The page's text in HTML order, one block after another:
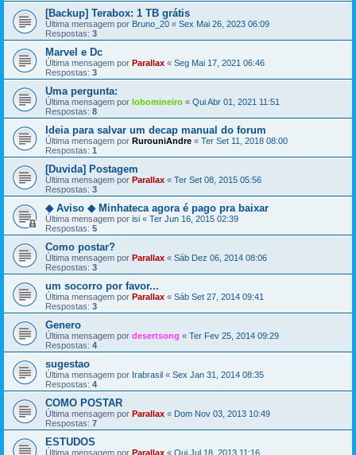
[Backup] Terabox: 1 TB grátis
Última mensagem por Bruno_20 « Sex Mai 26, 2023 06:09
Respostas: 3
Marvel e Dc
Última mensagem por Parallax « Seg Mai 17, 2021 06:46
Respostas: 3
Uma pergunta:
Última mensagem por lobomineiro « Qui Abr 01, 2021 11:51
Respostas: 8
Ideia para salvar um decap manual do forum
Última mensagem por RurouniAndre « Ter Set 11, 2018 08:00
Respostas: 1
[Duvida] Postagem
Última mensagem por Parallax « Ter Set 08, 2015 05:56
Respostas: 3
◆ Aviso ◆ Minhateca agora é pago pra baixar
Última mensagem por isi « Ter Jun 16, 2015 02:39
Respostas: 5
Como postar?
Última mensagem por Parallax « Sáb Dez 06, 2014 08:06
Respostas: 3
um socorro por favor...
Última mensagem por Parallax « Sáb Set 27, 2014 09:41
Respostas: 3
Genero
Última mensagem por desertsong « Ter Fev 25, 2014 09:29
Respostas: 4
sugestao
Última mensagem por Irabrasil « Sex Jan 31, 2014 08:35
Respostas: 4
COMO POSTAR
Última mensagem por Parallax « Dom Nov 03, 2013 10:49
Respostas: 7
ESTUDOS
Última mensagem por Parallax « Qui Jul 18, 2013 11:16